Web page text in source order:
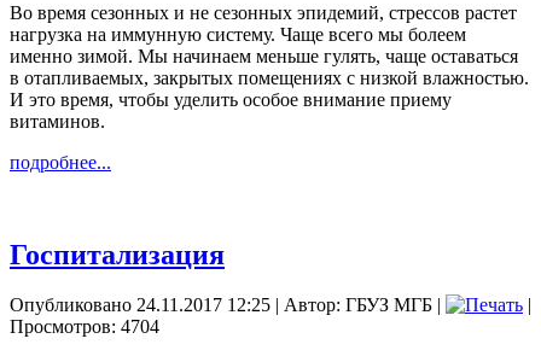
Во время сезонных и не сезонных эпидемий, стрессов растет
нагрузка на иммунную систему. Чаще всего мы болеем
именно зимой. Мы начинаем меньше гулять, чаще оставаться
в отапливаемых, закрытых помещениях с низкой влажностью.
И это время, чтобы уделить особое внимание приему
витаминов.
подробнее...
Госпитализация
Опубликовано 24.11.2017 12:25 | Автор: ГБУЗ МГБ |
|
Просмотров: 4704